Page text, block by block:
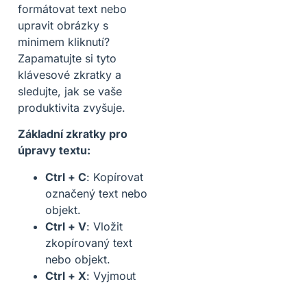
formátovat text nebo
upravit obrázky s
minimem kliknutí?
Zapamatujte si tyto
klávesové zkratky a
sledujte, jak se vaše
produktivita zvyšuje.
Základní zkratky pro
úpravy textu:
Ctrl + C: Kopírovat
označený text nebo
objekt.
Ctrl + V: Vložit
zkopírovaný text
nebo objekt.
Ctrl + X: Vyjmout